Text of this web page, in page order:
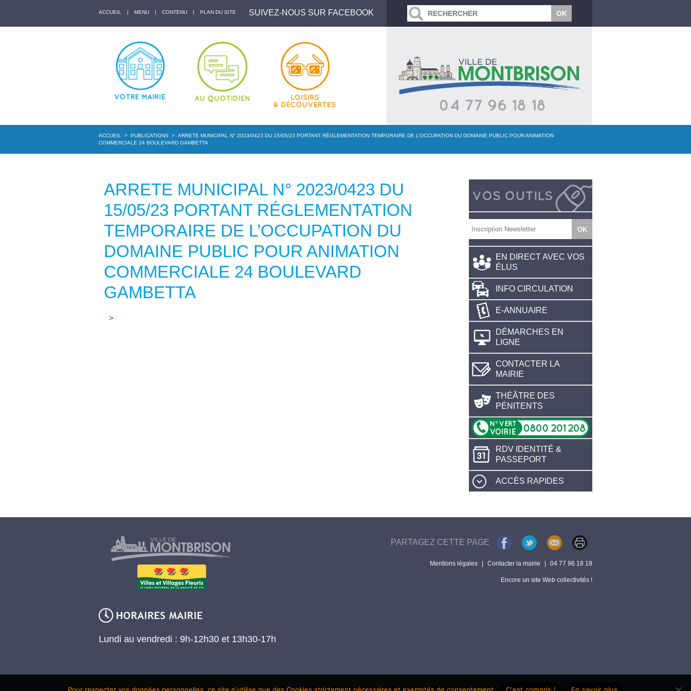
ACCUEIL | MENU | CONTENU | PLAN DU SITE SUIVEZ-NOUS SUR FACEBOOK
ACCUEIL > PUBLICATIONS > ARRETE MUNICIPAL N° 2023/0423 DU 15/05/23 PORTANT RÉGLEMENTATION TEMPORAIRE DE L’OCCUPATION DU DOMAINE PUBLIC POUR ANIMATION
COMMERCIALE 24 BOULEVARD GAMBETTA
ARRETE MUNICIPAL N° 2023/0423 DU
15/05/23 PORTANT RÉGLEMENTATION
TEMPORAIRE DE L’OCCUPATION DU
DOMAINE PUBLIC POUR ANIMATION
COMMERCIALE 24 BOULEVARD
GAMBETTA
>
EN DIRECT AVEC VOS
ÉLUS
INFO CIRCULATION
E-ANNUAIRE
DÉMARCHES EN
LIGNE
CONTACTER LA
MAIRIE
THÉÂTRE DES
PÉNITENTS
RDV IDENTITÉ &
PASSEPORT
ACCÈS RAPIDES
Lundi au vendredi : 9h-12h30 et 13h30-17h
PARTAGEZ CETTE PAGE
Mentions légales Contacter la mairie 04 77 96 18 18
Encore un site Web collectivités !